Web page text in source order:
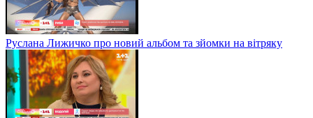
Руслана Лижичко про новий альбом та зйомки на вітряку